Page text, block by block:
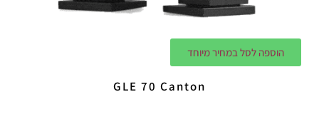
הוספה לסל במחיר מיוחד
GLE 70 Canton